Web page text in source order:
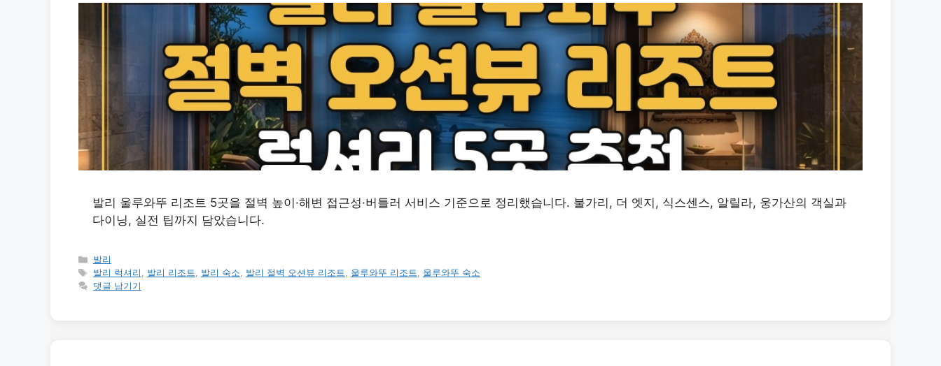
발리 울루와뚜 리조트 5곳을 절벽 높이·해변 접근성·버틀러 서비스 기준으로 정리했습니다. 불가리, 더 엣지, 식스센스, 알릴라, 웅가산의 객실과
다이닝, 실전 팁까지 담았습니다.
카
테
고
발리
태
그
발리 럭셔리 발리 리조트 발리 숙소 발리 절벽 오션뷰 리조트 울루와뚜 리조트
울루와뚜 숙소
댓글 남기기